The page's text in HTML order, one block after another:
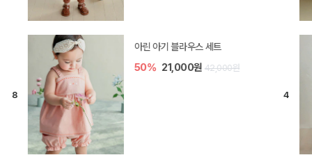
아린 아기 블라우스 세트
50% 21,000원 42,000원